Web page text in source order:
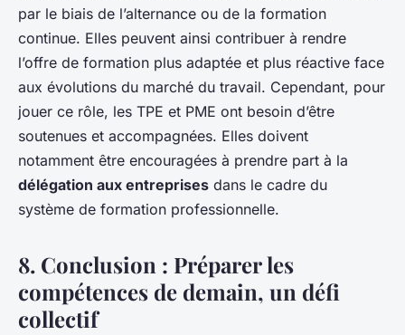
par le biais de l’alternance ou de la formation
continue. Elles peuvent ainsi contribuer à rendre
l’offre de formation plus adaptée et plus réactive face
aux évolutions du marché du travail. Cependant, pour
jouer ce rôle, les TPE et PME ont besoin d’être
soutenues et accompagnées. Elles doivent
notamment être encouragées à prendre part à la
délégation aux entreprises dans le cadre du
système de formation professionnelle.
8. Conclusion : Préparer les
compétences de demain, un défi
collectif